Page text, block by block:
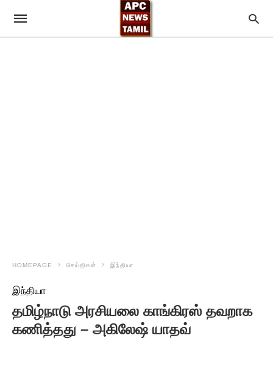
HOMEPAGE செய்திகள் இந்தியா
இந்தியா
தமிழ்நாடு அரசியலை காங்கிரஸ் தவறாக
கணித்தது – அகிலேஷ் யாதவ்